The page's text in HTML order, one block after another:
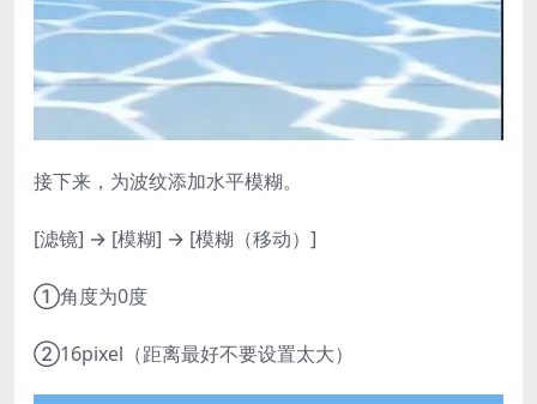
接下来，为波纹添加水平模糊。
[滤镜] → [模糊] → [模糊（移动）]
①角度为0度
②16pixel（距离最好不要设置太大）